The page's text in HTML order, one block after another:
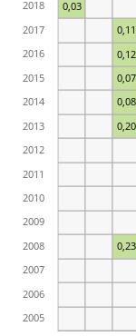
0,23
0,20
0,08
0,07
0,12
0,11
0,03
2005
2006
2007
2008
2009
2010
2011
2012
2013
2014
2015
2016
2017
2018